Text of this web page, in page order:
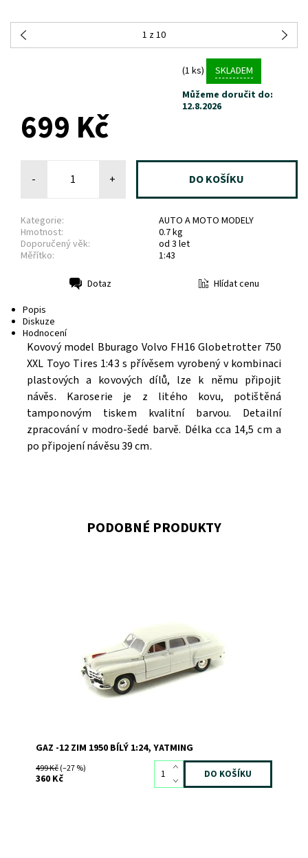
1 z 10
(1 ks)
SKLADEM
Můžeme doručit do:
12.8.2026
699 Kč
- +
Kategorie:
AUTO A MOTO MODELY
Hmotnost:
0.7 kg
Doporučený věk:
od 3 let
Měřítko:
1:43
Dotaz
Hlídat cenu
Popis
Diskuze
Hodnocení
Kovový model Bburago Volvo FH16 Globetrotter 750
XXL Toyo Tires 1:43 s přívěsem vyrobený v kombinaci
plastových a kovových dílů, lze k němu připojit
návěs. Karoserie je z litého kovu, potištěná
tamponovým tiskem kvalitní barvou. Detailní
zpracování v modro-šedé barvě. Délka cca 14,5 cm a
po připojení návěsu 39 cm.
PODOBNÉ PRODUKTY
YATMING
GAZ -12 ZIM 1950 BÍLÝ 1:24, YATMING
499 Kč(–27 %)
360 Kč